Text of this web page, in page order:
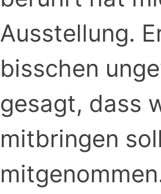
Ausstellung.
bisschen
gesagt, dass
mitbringen